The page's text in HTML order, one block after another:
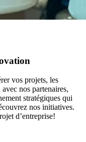
vos projets, les
nos partenaires,
stratégiques qui
nos initiatives.
d’entreprise!